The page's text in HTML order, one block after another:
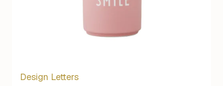
Design Letters